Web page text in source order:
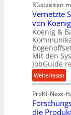
e
r
t
U
m
s
a
t
z
u
e
h
r
A
r
b
e
i
t
s
o
Rüstzeiten
Vernetzte
von
Koenig &
Mit den
JobGuide
Weiterlesen:
V
e
r
n
ProKI-Next-
die